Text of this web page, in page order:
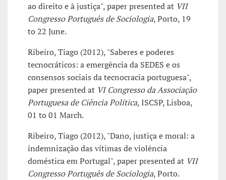
ao direito e à justiça", paper presented at VII
Congresso Português de Sociologia, Porto, 19
to 22 June.
Ribeiro, Tiago (2012), "Saberes e poderes
tecnocráticos: a emergência da SEDES e os
consensos sociais da tecnocracia portuguesa",
paper presented at VI Congresso da Associação
Portuguesa de Ciência Política, ISCSP, Lisboa,
01 to 01 March.
Ribeiro, Tiago (2012), "Dano, justiça e moral: a
indemnização das vítimas de violência
doméstica em Portugal", paper presented at VII
Congresso Português de Sociologia, Porto.